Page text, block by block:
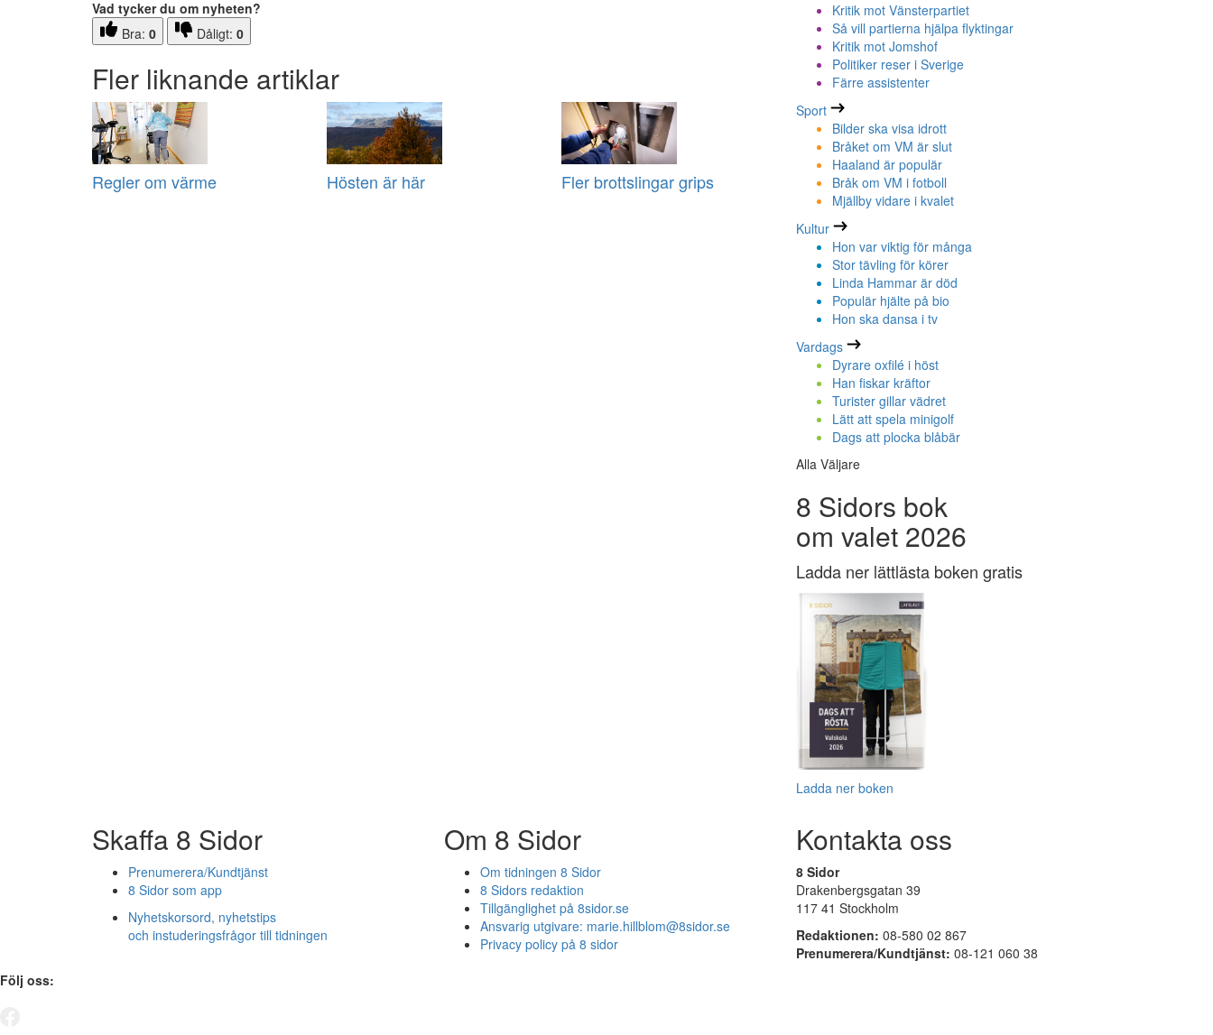
Vad tycker du om nyheten?
Bra: 0 Dåligt: 0
Fler liknande artiklar
Regler om värme Hösten är här Fler brottslingar grips
Kritik mot Vänsterpartiet
Så vill partierna hjälpa flyktingar
Kritik mot Jomshof
Politiker reser i Sverige
Färre assistenter
Sport
Bilder ska visa idrott
Bråket om VM är slut
Haaland är populär
Bråk om VM i fotboll
Mjällby vidare i kvalet
Kultur
Hon var viktig för många
Stor tävling för körer
Linda Hammar är död
Populär hjälte på bio
Hon ska dansa i tv
Vardags
Dyrare oxfilé i höst
Han fiskar kräftor
Turister gillar vädret
Lätt att spela minigolf
Dags att plocka blåbär
Alla Väljare
8 Sidors bok
om valet 2026
Ladda ner lättlästa boken gratis
Ladda ner boken
Skaffa 8 Sidor
Prenumerera/Kundtjänst
8 Sidor som app
Nyhetskorsord, nyhetstips
och instuderingsfrågor till tidningen
Om 8 Sidor
Om tidningen 8 Sidor
8 Sidors redaktion
Tillgänglighet på 8sidor.se
Ansvarig utgivare: marie.hillblom@8sidor.se
Privacy policy på 8 sidor
Kontakta oss
8 Sidor
Drakenbergsgatan 39
117 41 Stockholm
Redaktionen: 08-580 02 867
Prenumerera/Kundtjänst: 08-121 060 38
Följ oss: